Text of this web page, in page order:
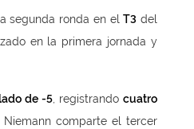
segunda ronda en elT3 del
en la primera jornada y
de -5 , registrandocuatro
comparte el tercer